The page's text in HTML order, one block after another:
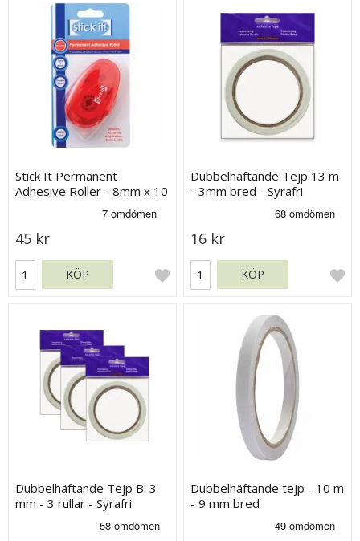
Stick It Permanent
Adhesive Roller - 8mm x 10
45 kr
KÖP
Dubbelhäftande Tejp 13 m
- 3mm bred - Syrafri
16 kr
KÖP
Dubbelhäftande Tejp B: 3
mm - 3 rullar - Syrafri
Dubbelhäftande tejp - 10 m
- 9 mm bred